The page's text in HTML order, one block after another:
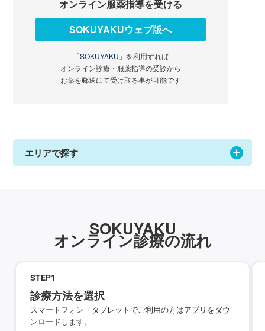
オンライン服薬指導を受ける
SOKUYAKUウェブ版へ
「SOKUYAKU」 を利用すれば
オンライン診療・服薬指導の受診から
お薬を郵送にて受け取る事が可能です
エリアで探す
SOKUYAKU
オンライン診療の流れ
STEP1
診療方法を選択
スマートフォン・タブレットでご利用の方はアプリをダウ
ンロードします。